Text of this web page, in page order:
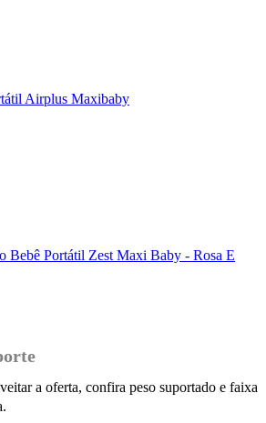
Airplus Maxibaby
Bebê Portátil Zest Maxi Baby - Rosa E
a oferta, confira peso suportado e faixa